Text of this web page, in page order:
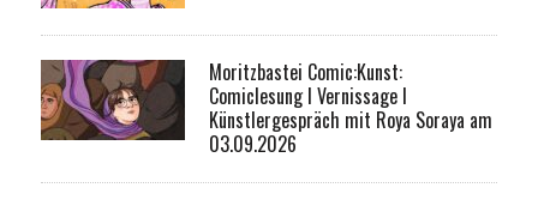
Moritzbastei Comic:Kunst:
Comiclesung I Vernissage I
Künstlergespräch mit Roya Soraya am
03.09.2026